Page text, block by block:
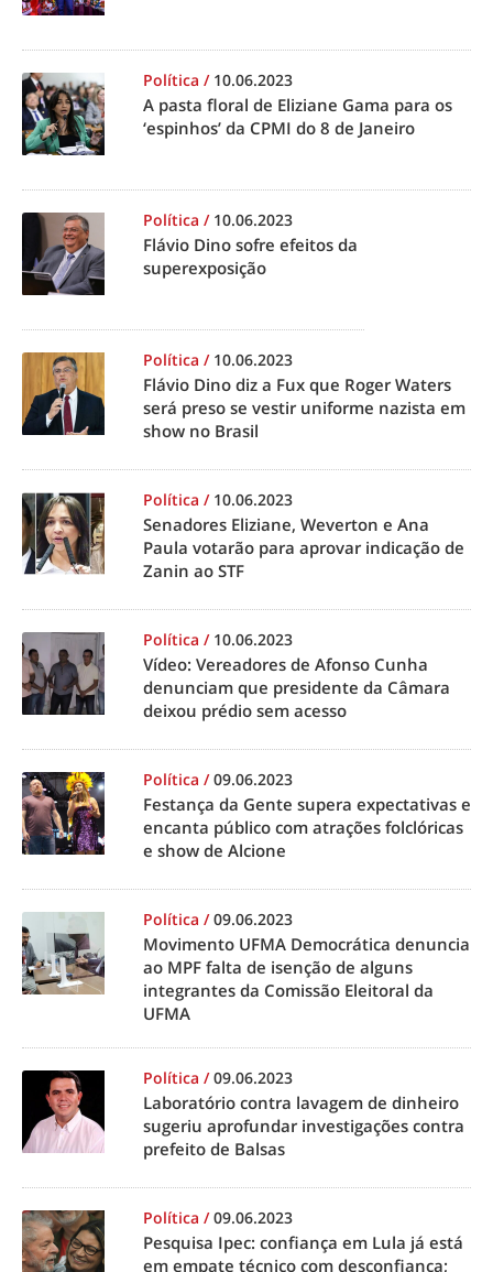
Política / 10.06.2023
A pasta floral de Eliziane Gama para os
‘espinhos’ da CPMI do 8 de Janeiro
Política / 10.06.2023
Flávio Dino sofre efeitos da
superexposição
Política / 10.06.2023
Flávio Dino diz a Fux que Roger Waters
será preso se vestir uniforme nazista em
show no Brasil
Política / 10.06.2023
Senadores Eliziane, Weverton e Ana
Paula votarão para aprovar indicação de
Zanin ao STF
Política / 10.06.2023
Vídeo: Vereadores de Afonso Cunha
denunciam que presidente da Câmara
deixou prédio sem acesso
Política /09.06.2023
Festança da Gente supera expectativas e
encanta público com atrações folclóricas
e show de Alcione
Política /09.06.2023
Movimento UFMA Democrática denuncia
ao MPF falta de isenção de alguns
integrantes da Comissão Eleitoral da
UFMA
Política /09.06.2023
Laboratório contra lavagem de dinheiro
sugeriu aprofundar investigações contra
prefeito de Balsas
Política /09.06.2023
Pesquisa Ipec: confiança em Lula já está
em empate técnico com desconfiança;